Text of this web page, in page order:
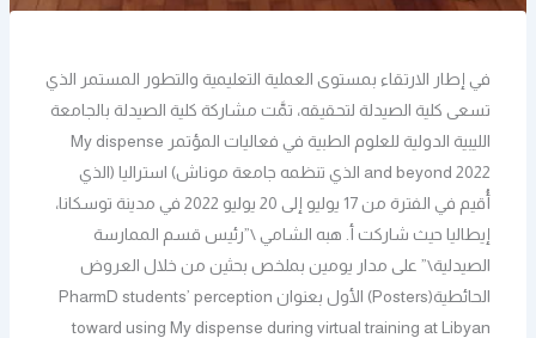
في إطار الارتقاء بمستوى العملية التعليمية والتطور المستمر الذي
تسعى كلية الصيدلة لتحقيقه، تمَّت مشاركة كلية الصيدلة بالجامعة
الليبية الدولية للعلوم الطبية في فعاليات المؤتمر My dispense
and beyond 2022 الذي تنظمه جامعة موناش) استراليا (الذي
أُقيم في الفترة من 17 يوليو إلى 20 يوليو 2022 في مدينة توسكانا،
إيطاليا حيث شاركت أ. هبه الشامي \”رئيس قسم الممارسة
الصيدلية\” على مدار يومين بملخص بحثين من خلال العروض
الحائطية(Posters) الأول بعنوان PharmD students’ perception
toward using My dispense during virtual training at Libyan